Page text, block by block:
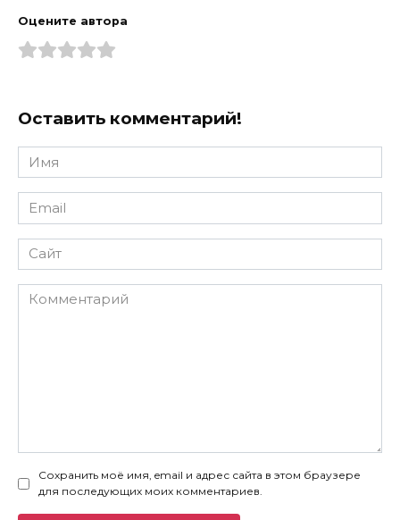
Оцените автора
Оставить комментарий!
Имя
*
Email
*
Сайт
Комментарий
Сохранить моё имя, email и адрес сайта в этом браузере
для последующих моих комментариев.